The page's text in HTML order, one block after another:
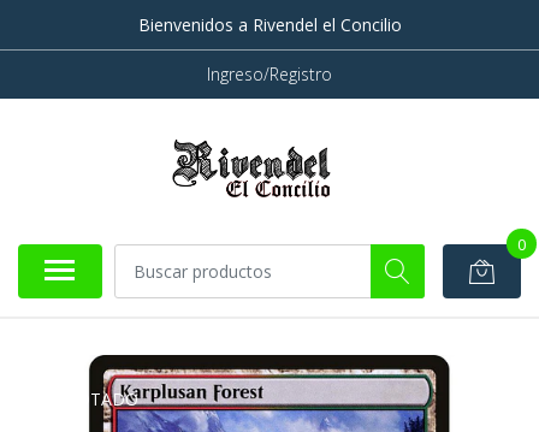
Bienvenidos a Rivendel el Concilio
Ingreso/Registro
0
AGOTADO